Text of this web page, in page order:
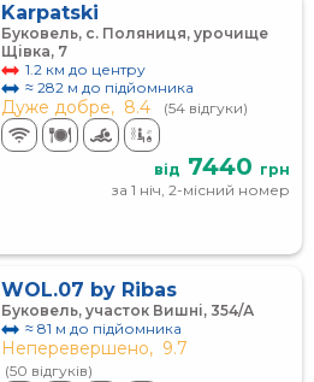
Karpatski
Буковель, с. Поляниця, урочище
Щівка, 7
1.2 км до центру
≈ 282 м до підйомника
Дуже добре, 8.4 (54 відгуки)
від 7440 грн
за 1 ніч, 2-місний номер
WOL.07 by Ribas
Буковель, участок Вишні, 354/А
≈ 81 м до підйомника
Неперевершено, 9.7
(50 відгуків)